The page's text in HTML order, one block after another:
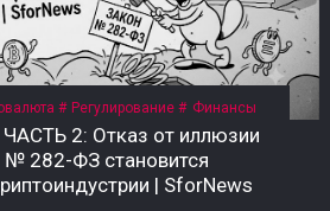
Регулирование Финансы
2: Отказ от иллюзии
№ 282-ФЗ становится
| SforNews